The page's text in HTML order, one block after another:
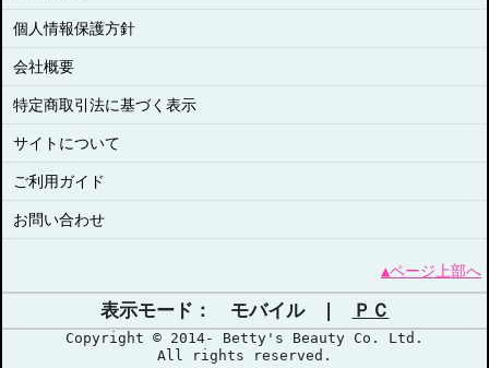
個人情報保護方針
会社概要
特定商取引法に基づく表示
サイトについて
ご利用ガイド
お問い合わせ
▲ページ上部へ
表示モード： モバイル | ＰＣ
Copyright © 2014- Betty's Beauty Co. Ltd.
All rights reserved.